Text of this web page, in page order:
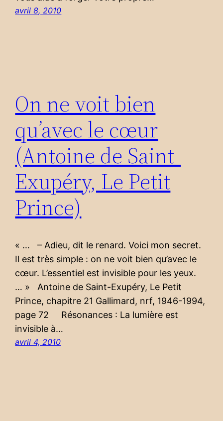
avril 8, 2010
On ne voit bien
qu’avec le cœur
(Antoine de Saint-
Exupéry, Le Petit
Prince)
« … – Adieu, dit le renard. Voici mon secret.
Il est très simple : on ne voit bien qu’avec le
cœur. L’essentiel est invisible pour les yeux.
… » Antoine de Saint-Exupéry, Le Petit
Prince, chapitre 21 Gallimard, nrf, 1946-1994,
page 72 Résonances : La lumière est
invisible à…
avril 4, 2010